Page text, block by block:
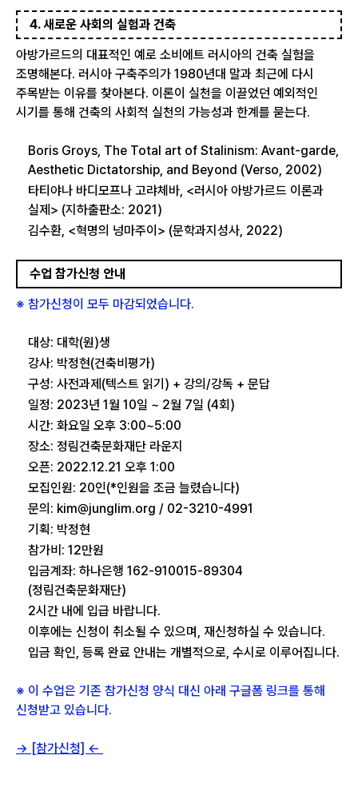
4. 새로운 사회의 실험과 건축
아방가르드의 대표적인 예로 소비에트 러시아의 건축 실험을
조명해본다. 러시아 구축주의가 1980년대 말과 최근에 다시
주목받는 이유를 찾아본다. 이론이 실천을 이끌었던 예외적인
시기를 통해 건축의 사회적 실천의 가능성과 한계를 묻는다.
Boris Groys, The Total art of Stalinism: Avant-garde,
Aesthetic Dictatorship, and Beyond (Verso, 2002)
타티야나 바디모프나 고랴체바, <러시아 아방가르드 이론과
실제> (지하출판소: 2021)
김수환, <혁명의 넝마주이> (문학과지성사, 2022)
수업 참가신청 안내
※ 참가신청이 모두 마감되었습니다.
대상: 대학(원)생
강사: 박정현(건축비평가)
구성: 사전과제(텍스트 읽기) + 강의/강독 + 문답
일정: 2023년 1월 10일 ~ 2월 7일 (4회)
시간: 화요일 오후 3:00~5:00
장소: 정림건축문화재단 라운지
오픈: 2022.12.21 오후 1:00
모집인원: 20인(*인원을 조금 늘렸습니다)
문의: kim@junglim.org / 02-3210-4991
기획: 박정현
참가비: 12만원
입금계좌: 하나은행 162-910015-89304
(정림건축문화재단)
2시간 내에 입급 바랍니다.
이후에는 신청이 취소될 수 있으며, 재신청하실 수 있습니다.
입금 확인, 등록 완료 안내는 개별적으로, 수시로 이루어집니다.
※ 이 수업은 기존 참가신청 양식 대신 아래 구글폼 링크를 통해
신청받고 있습니다.
→ [참가신청] ←